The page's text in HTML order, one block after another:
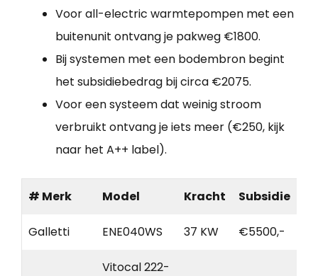
Voor all-electric warmtepompen met een
buitenunit ontvang je pakweg €1800.
Bij systemen met een bodembron begint
het subsidiebedrag bij circa €2075.
Voor een systeem dat weinig stroom
verbruikt ontvang je iets meer (€250, kijk
naar het A++ label).
# Merk Model Kracht Subsidie
Galletti ENE040WS 37 KW €5500,-
Vitocal 222-